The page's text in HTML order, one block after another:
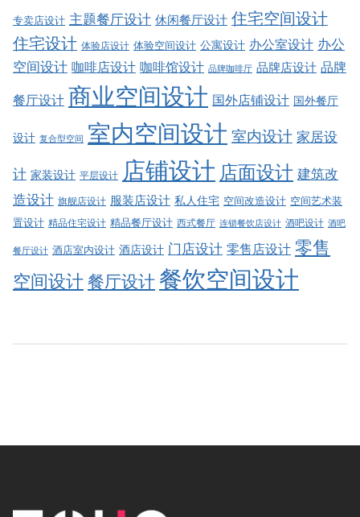
专卖店设计 主题餐厅设计 休闲餐厅设计 住宅空间设计
住宅设计 体验店设计 体验空间设计 公寓设计 办公室设计 办公
空间设计 咖啡店设计 咖啡馆设计 品牌咖啡厅 品牌店设计 品牌
餐厅设计 商业空间设计 国外店铺设计 国外餐厅
设计 复合型空间 室内空间设计 室内设计 家居设
计 家装设计 平层设计 店铺设计 店面设计 建筑改
造设计 旗舰店设计 服装店设计 私人住宅 空间改造设计 空间艺术装
置设计 精品住宅设计 精品餐厅设计 西式餐厅 连锁餐饮店设计 酒吧设计 酒吧
餐厅设计 酒店室内设计 酒店设计 门店设计 零售店设计 零售
空间设计餐厅设计 餐饮空间设计